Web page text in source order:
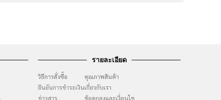
รายละเอียด
วิธีการสั่งซื้อ
ยืนยันการชำระเงิน
ข่าวสาร
คุณภาพสินค้า
เกี่ยวกับเรา
ข้อตกลงและเงื่อนไข